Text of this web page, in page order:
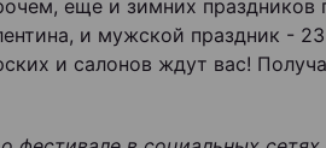
еще и зимних праздников
и мужской праздник -
и салонов ждут вас!